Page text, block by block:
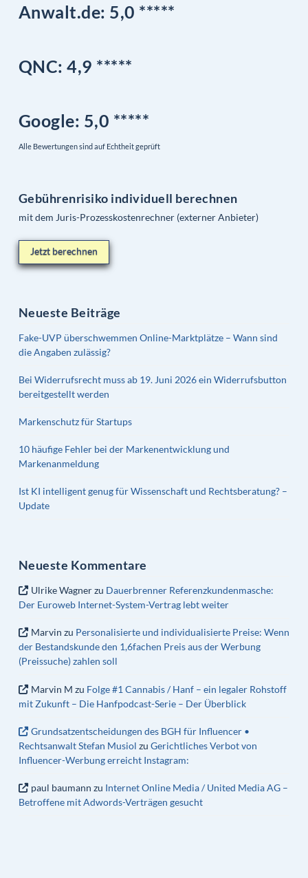
Anwalt.de: 5,0 *****
QNC: 4,9 *****
Google: 5,0 *****
Alle Bewertungen sind auf Echtheit geprüft
Gebührenrisiko individuell berechnen
mit dem Juris-Prozesskostenrechner (externer Anbieter)
Jetzt berechnen
Neueste Beiträge
Fake-UVP überschwemmen Online-Marktplätze – Wann sind
die Angaben zulässig?
Bei Widerrufsrecht muss ab 19. Juni 2026 ein Widerrufsbutton
bereitgestellt werden
Markenschutz für Startups
10 häufige Fehler bei der Markenentwicklung und
Markenanmeldung
Ist KI intelligent genug für Wissenschaft und Rechtsberatung? –
Update
Neueste Kommentare
Ulrike Wagnerzu Dauerbrenner Referenzkundenmasche:
Der Euroweb Internet-System-Vertrag lebt weiter
Marvin zu Personalisierte und individualisierte Preise: Wenn
der Bestandskunde den 1,6fachen Preis aus der Werbung
(Preissuche) zahlen soll
Marvin M zu Folge #1 Cannabis / Hanf – ein legaler Rohstoff
mit Zukunft – Die Hanfpodcast-Serie – Der Überblick
Grundsatzentscheidungen des BGH für Influencer •
Rechtsanwalt Stefan Musiol zu Gerichtliches Verbot von
Influencer-Werbung erreicht Instagram:
paul baumann zu Internet Online Media / United Media AG –
Betroffene mit Adwords-Verträgen gesucht